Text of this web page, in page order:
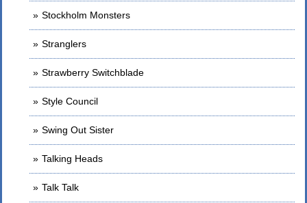
Stockholm Monsters
Stranglers
Strawberry Switchblade
Style Council
Swing Out Sister
Talking Heads
Talk Talk